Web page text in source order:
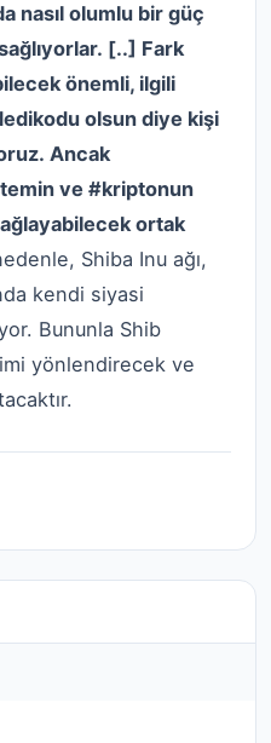
nasıl olumlu bir güç
[..] Fark
önemli, ilgili
olsun diye kişi
Ancak
ve #kriptonun
ortak
Shiba Inu ağı,
kendi siyasi
Bununla Shib
yönlendirecek ve